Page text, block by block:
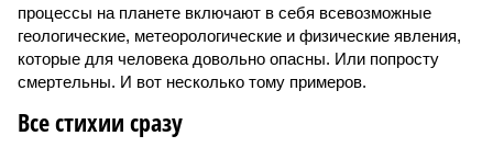
процессы на планете включают в себя всевозможные
геологические, метеорологические и физические явления,
которые для человека довольно опасны. Или попросту
смертельны. И вот несколько тому примеров.
Все стихии сразу